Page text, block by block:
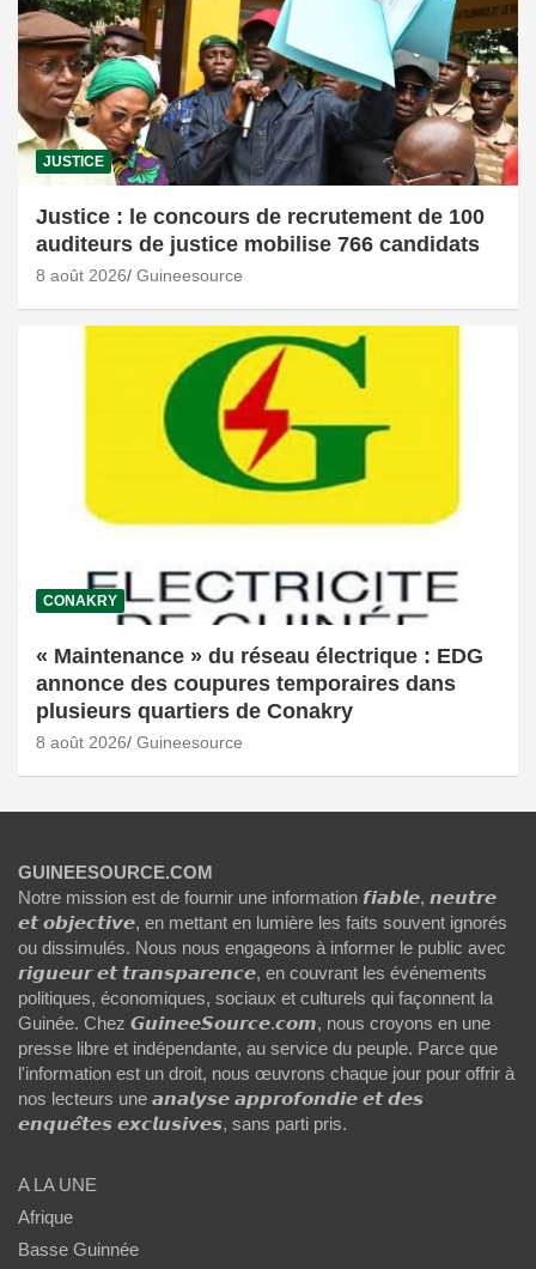
JUSTICE
Justice : le concours de recrutement de 100
auditeurs de justice mobilise 766 candidats
8 août 2026 Guineesource
CONAKRY
« Maintenance » du réseau électrique : EDG
annonce des coupures temporaires dans
plusieurs quartiers de Conakry
8 août 2026 Guineesource
GUINEESOURCE.COM
Notre mission est de fournir une information 𝙛𝙞𝙖𝙗𝙡𝙚, 𝙣𝙚𝙪𝙩𝙧𝙚
𝙚𝙩 𝙤𝙗𝙟𝙚𝙘𝙩𝙞𝙫𝙚, en mettant en lumière les faits souvent ignorés
ou dissimulés. Nous nous engageons à informer le public avec
𝙧𝙞𝙜𝙪𝙚𝙪𝙧 𝙚𝙩 𝙩𝙧𝙖𝙣𝙨𝙥𝙖𝙧𝙚𝙣𝙘𝙚, en couvrant les événements
politiques, économiques, sociaux et culturels qui façonnent la
Guinée. Chez 𝙂𝙪𝙞𝙣𝙚𝙚𝙎𝙤𝙪𝙧𝙘𝙚.𝙘𝙤𝙢, nous croyons en une
presse libre et indépendante, au service du peuple. Parce que
l'information est un droit, nous œuvrons chaque jour pour offrir à
nos lecteurs une 𝙖𝙣𝙖𝙡𝙮𝙨𝙚 𝙖𝙥𝙥𝙧𝙤𝙛𝙤𝙣𝙙𝙞𝙚 𝙚𝙩 𝙙𝙚𝙨
𝙚𝙣𝙦𝙪𝙚̂𝙩𝙚𝙨 𝙚𝙭𝙘𝙡𝙪𝙨𝙞𝙫𝙚𝙨, sans parti pris.
A LA UNE
Afrique
Basse Guinnée